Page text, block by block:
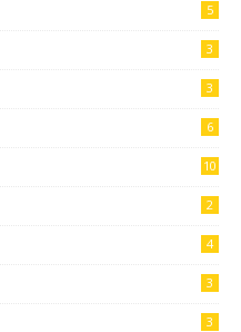
5
3
3
6
10
2
4
3
3